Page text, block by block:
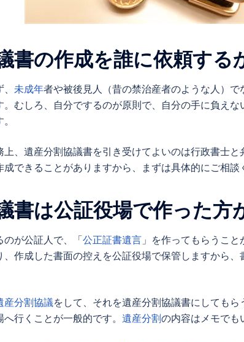
書の作成を誰に依頼する
未成年者や被後見人（昔の禁治産者のような人）
むしろ、自分でするのが原則で、自分の手に負え
、 遺産分割協議書を引き受けてよいのは行政書士
できることがありますから、まずは具体的にご相談
書は公証役場で作った方
のが公証人で、「公正証書遺言 」を作ってもらうこ
、作成した書面の控えを公証役場で保管しますから
産分割協議をして、それを遺産分割協議書にしてもら
行くことが一般的です。 遺産分割の内容はメモでも